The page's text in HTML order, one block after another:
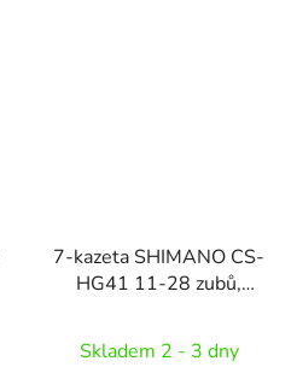
7-kazeta SHIMANO CS-
HG41 11-28 zubů,
Skladem 2 - 3 dny